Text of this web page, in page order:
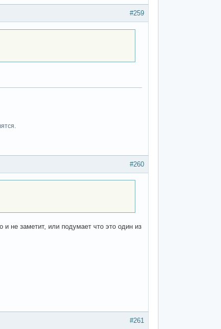
#259
#260
и не заметит, или подумает что это один из
#261